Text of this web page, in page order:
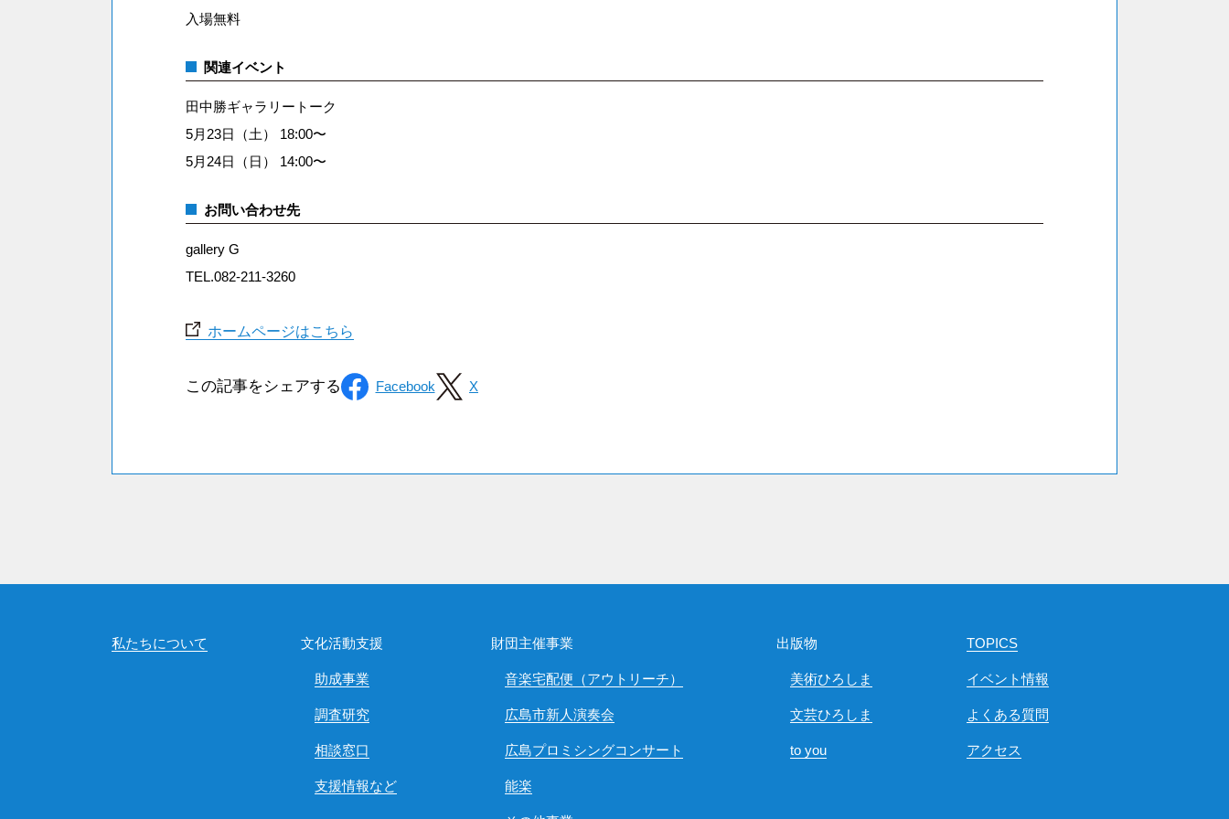
入場無料
関連イベント
田中勝ギャラリートーク
5月23日（土） 18:00〜
5月24日（日） 14:00〜
お問い合わせ先
gallery G
TEL.082-211-3260
ホームページはこちら
私たちについて 文化活動支援
助成事業
調査研究
相談窓口
支援情報など
財団主催事業
音楽宅配便（アウトリーチ）
広島市新人演奏会
広島プロミシングコンサート
能楽
出版物
美術ひろしま
文芸ひろしま
to you
TOPICS
イベント情報
よくある質問
アクセス